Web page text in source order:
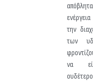
την
των
να